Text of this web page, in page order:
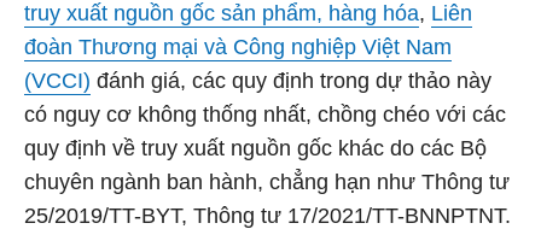
truy xuất nguồn gốc sản phẩm, hàng hóa, Liên
đoàn Thương mại và Công nghiệp Việt Nam
(VCCI) đánh giá, các quy định trong dự thảo này
có nguy cơ không thống nhất, chồng chéo với các
quy định về truy xuất nguồn gốc khác do các Bộ
chuyên ngành ban hành, chẳng hạn như Thông tư
25/2019/TT-BYT, Thông tư 17/2021/TT-BNNPTNT.